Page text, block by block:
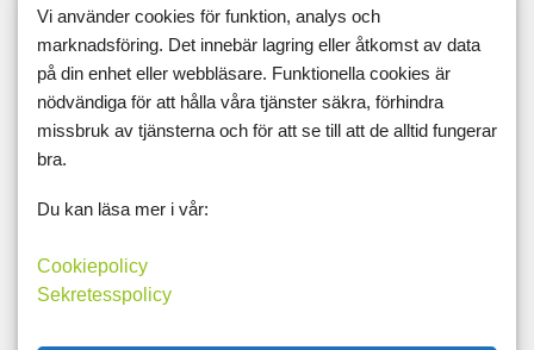
kyckling
lågkalori lågkolhydrat lågpuls
långt inlägg
lax
lcd LCHF lchp lchq leangains less
likör
lillfinger livet livskvalité livspussel
löpband
löpning
lunch
madcow maffetone
mammaträning
Vi använder cookies för funktion, analys och
marknadsföring. Det innebär lagring eller åtkomst av data
på din enhet eller webbläsare. Funktionella cookies är
nödvändiga för att hålla våra tjänster säkra, förhindra
missbruk av tjänsterna och för att se till att de alltid fungerar
bra.
Du kan läsa mer i vår:
Cookiepolicy
Sekretesspolicy